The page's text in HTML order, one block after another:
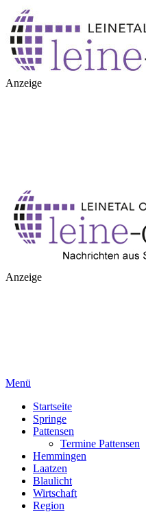
Anzeige
Anzeige
Menü
Startseite
Springe
Pattensen
Termine Pattensen
Hemmingen
Laatzen
Blaulicht
Wirtschaft
Region